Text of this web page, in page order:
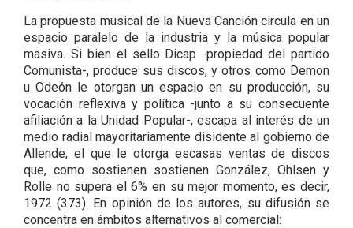
La propuesta musical de la Nueva Canción circula en un
espacio paralelo de la industria y la música popular
masiva. Si bien el sello Dicap -propiedad del partido
Comunista-, produce sus discos, y otros como Demon
u Odeón le otorgan un espacio en su producción, su
vocación reflexiva y política -junto a su consecuente
afiliación a la Unidad Popular-, escapa al interés de un
medio radial mayoritariamente disidente al gobierno de
Allende, el que le otorga escasas ventas de discos
que, como sostienen sostienen González, Ohlsen y
Rolle no supera el 6% en su mejor momento, es decir,
1972 (373). En opinión de los autores, su difusión se
concentra en ámbitos alternativos al comercial: